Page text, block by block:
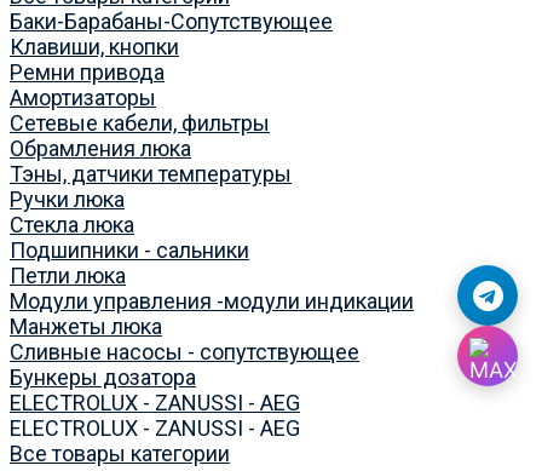
Баки-Барабаны-Сопутствующее
Клавиши, кнопки
Ремни привода
Амортизаторы
Сетевые кабели, фильтры
Обрамления люка
Тэны, датчики температуры
Ручки люка
Стекла люка
Подшипники - сальники
Петли люка
Модули управления -модули индикации
Манжеты люка
Сливные насосы - сопутствующее
Бункеры дозатора
ELECTROLUX - ZANUSSI - AEG
ELECTROLUX - ZANUSSI - AEG
Все товары категории